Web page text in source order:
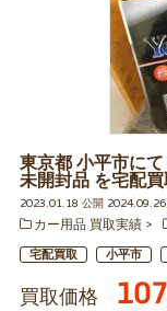
東京都 小平市に
未開封品 を宅配
2023.01.18 公開 2024.09.26
カー用品 買取実績
宅配買取 小平市
買取価格